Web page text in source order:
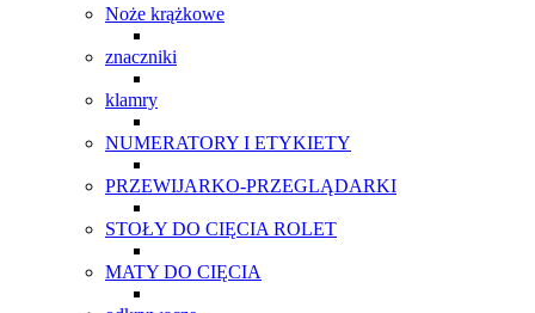
Noże krążkowe
znaczniki
klamry
NUMERATORY I ETYKIETY
PRZEWIJARKO-PRZEGLĄDARKI
STOŁY DO CIĘCIA ROLET
MATY DO CIĘCIA